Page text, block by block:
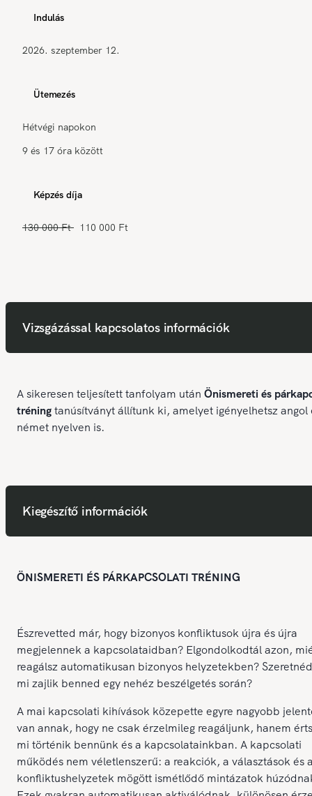
Indulás
2026. szeptember 12.
Ütemezés
Hétvégi napokon
9 és 17 óra között
Képzés díja
130 000 Ft 110 000 Ft
Vizsgázással kapcsolatos információk
A sikeresen teljesített tanfolyam után Önismereti és
tréningtanúsítványt állítunk ki, amelyet igényelhetsz angol
német nyelven is.
Kiegészítő információk
ÖNISMERETI ÉS PÁRKAPCSOLATI TRÉNING
Észrevetted már, hogy bizonyos konfliktusok újra és újra
megjelennek a kapcsolataidban? Elgondolkodtál azon,
reagálsz automatikusan bizonyos helyzetekben?
mi zajlik benned egy nehéz beszélgetés során?
A mai kapcsolati kihívások közepette egyre nagyobb
van annak, hogy ne csak érzelmileg reagáljunk, hanem
mi történik bennünk és a kapcsolatainkban. A kapcsolati
működés nem véletlenszerű: a reakciók, a választások és
konfliktushelyzetek mögött ismétlődő mintázatok